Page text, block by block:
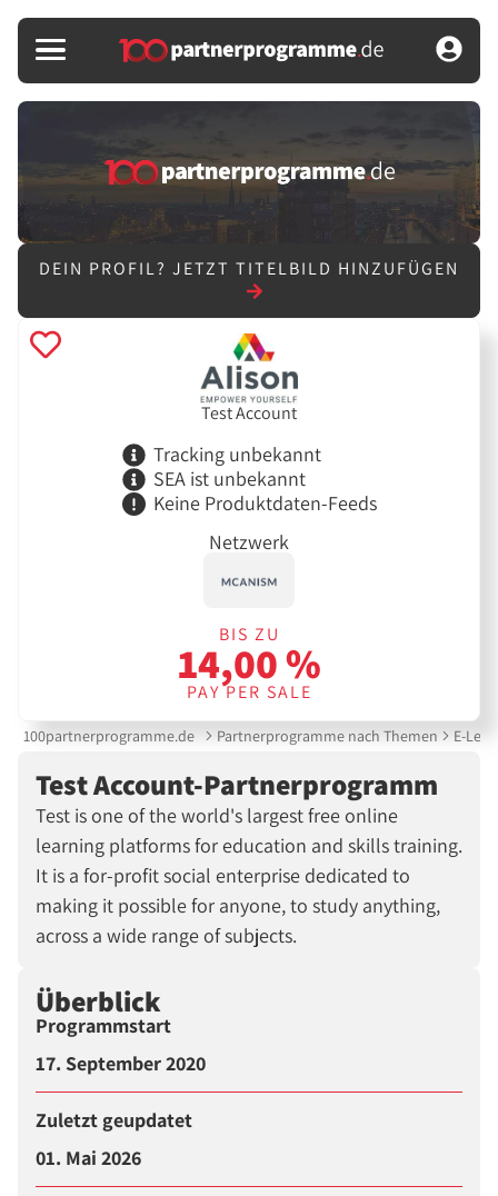
DEIN PROFIL? JETZT TITELBILD HINZUFÜGEN
Test Account
Tracking unbekannt
SEA ist unbekannt
Keine Produktdaten-Feeds
Netzwerk
BIS ZU
14,00 %
PAY PER SALE
100partnerprogramme.de Partnerprogramme nach Themen E-
Test Account-Partnerprogramm
Test is one of the world's largest free online
learning platforms for education and skills training.
It is a for-profit social enterprise dedicated to
making it possible for anyone, to study anything,
across a wide range of subjects.
Überblick
Programmstart
17. September 2020
Zuletzt geupdatet
01. Mai 2026